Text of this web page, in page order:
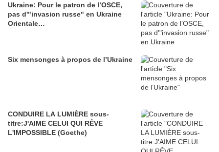
Ukraine: Pour le patron de l’OSCE,
pas d'"invasion russe" en Ukraine
Orientale…
Six mensonges à propos de l’Ukraine
CONDUIRE LA LUMIÈRE sous-
titre:J'AIME CELUI QUI RÊVE
L'IMPOSSIBLE (Goethe)